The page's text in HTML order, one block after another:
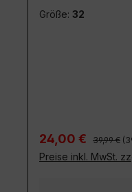
Größe: 32
Verkaufspreis:
24,00 € Regulärer
39,99 €
Preise inkl. MwSt.